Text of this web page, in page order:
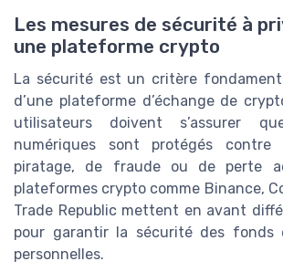
Les mesures de sécurité à
une plateforme crypto
La sécurité est un critère
d’une plateforme d’échange de
utilisateurs doivent s’assurer
numériques sont protégés
piratage, de fraude ou de perte
plateformes crypto comme Binance,
Trade Republic mettent en avant
pour garantir la sécurité des fonds
personnelles.